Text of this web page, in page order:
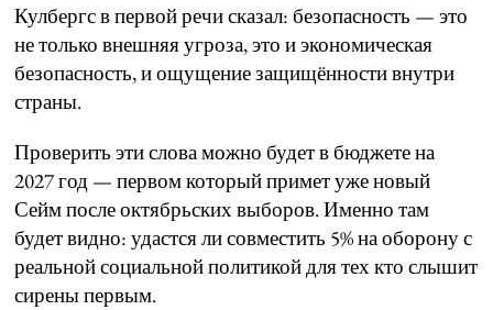
Кулбергс в первой речи сказал: безопасность — это
не только внешняя угроза, это и экономическая
безопасность, и ощущение защищённости внутри
страны.
Проверить эти слова можно будет в бюджете на
2027 год — первом который примет уже новый
Сейм после октябрьских выборов. Именно там
будет видно: удастся ли совместить 5% на оборону с
реальной социальной политикой для тех кто слышит
сирены первым.